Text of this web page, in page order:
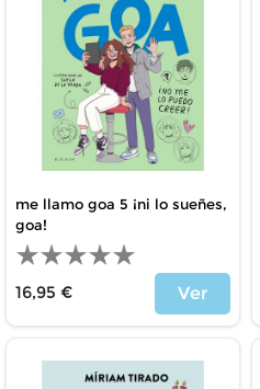
me llamo goa 5 ¡ni lo sueñes,
goa!
16,95 €
Ver